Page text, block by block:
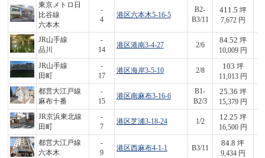
東京メトロ日
比谷線
六本木
-
4
港区六本木5-16-5
B2-
B3/11
411.5 坪
7,672 円
JR山手線
品川
-
14
港区港南3-4-27 2/6
84.52 坪
10,009 円
JR山手線
田町
-
17
港区海岸3-5-10 2/8
103 坪
11,013 円
都営大江戸線
麻布十番
-
15
港区南麻布3-16-6
B1-
B2/3
25.36 坪
15,379 円
JR京浜東北線
田町
-
7
港区芝浦3-18-24 1/2
12.25 坪
16,500 円
都営大江戸線
六本木
-
9
港区西麻布4-1-1 B3/11
84.8 坪
9,434 円